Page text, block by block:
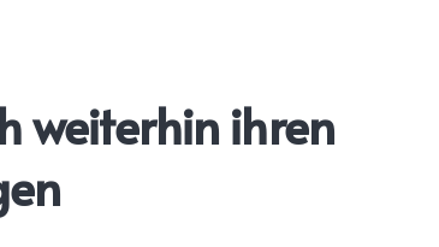
weiterhin ihren